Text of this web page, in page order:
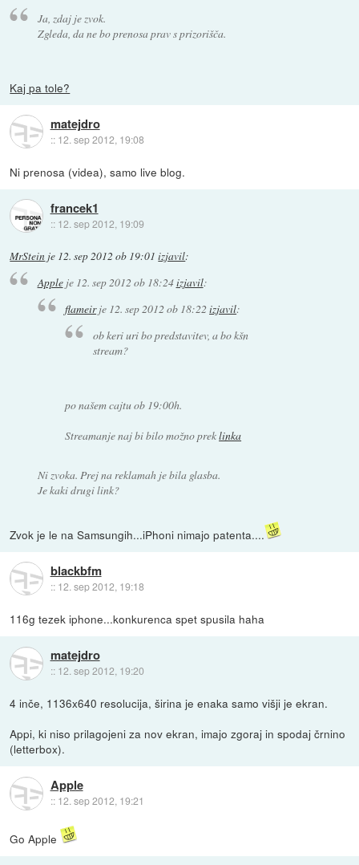
Ja, zdaj je zvok.
Zgleda, da ne bo prenosa prav s prizorišča.
Kaj pa tole?
matejdro
:: 12. sep 2012, 19:08
Ni prenosa (videa), samo live blog.
francek1
:: 12. sep 2012, 19:09
MrStein je 12. sep 2012 ob 19:01 izjavil:
Appleje 12. sep 2012 ob 18:24izjavil:
flameirje 12. sep 2012 ob 18:22izjavil:
ob keri uri bo predstavitev, a bo kšn
stream?
po našem cajtu ob 19:00h.
Streamanje naj bi bilo možno preklinka
Ni zvoka. Prej na reklamah je bila glasba.
Je kaki drugi link?
Zvok je le na Samsungih...iPhoni nimajo patenta....
blackbfm
:: 12. sep 2012, 19:18
116g tezek iphone...konkurenca spet spusila haha
matejdro
:: 12. sep 2012, 19:20
4 inče, 1136x640 resolucija, širina je enaka samo višji je ekran.
Appi, ki niso prilagojeni za nov ekran, imajo zgoraj in spodaj črnino
(letterbox).
Apple
:: 12. sep 2012, 19:21
Go Apple